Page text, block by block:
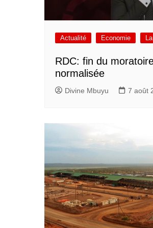
Actualité Economie
RDC: fin du
normalisée
Divine Mbuyu 7 août